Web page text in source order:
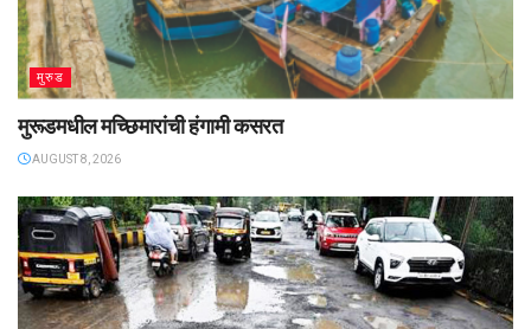
मुरुड
मुरूडमधील मच्छिमारांची हंगामी कसरत
AUGUST 8, 2026